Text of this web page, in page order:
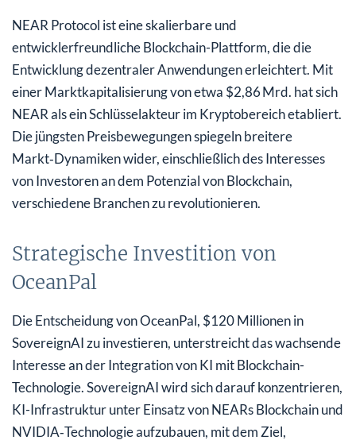
NEAR Protocol ist eine skalierbare und
entwicklerfreundliche Blockchain-Plattform, die die
Entwicklung dezentraler Anwendungen erleichtert. Mit
einer Marktkapitalisierung von etwa $2,86 Mrd. hat sich
NEAR als ein Schlüsselakteur im Kryptobereich etabliert.
Die jüngsten Preisbewegungen spiegeln breitere
Markt‑Dynamiken wider, einschließlich des Interesses
von Investoren an dem Potenzial von Blockchain,
verschiedene Branchen zu revolutionieren.
Strategische Investition von
OceanPal
Die Entscheidung von OceanPal, $120 Millionen in
SovereignAI zu investieren, unterstreicht das wachsende
Interesse an der Integration von KI mit Blockchain-
Technologie. SovereignAI wird sich darauf konzentrieren,
KI-Infrastruktur unter Einsatz von NEARs Blockchain und
NVIDIA‑Technologie aufzubauen, mit dem Ziel,